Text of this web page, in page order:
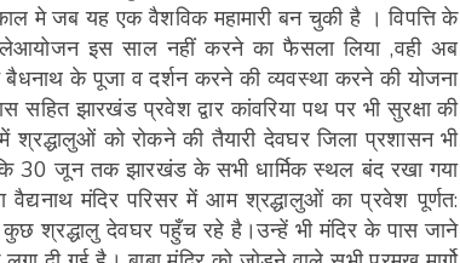
मे जब यह एक वैशविक महामारी बन चुकी है । विपत्ति के
इस साल नहीं करने का फैसला लिया ,वही अब
बैधनाथ के पूजा व दर्शन करने की व्यवस्था करने की योजना
झारखंड प्रवेश द्वार कांवरिया पथ पर भी सुरक्षा की
को रोकने की तैयारी देवघर जिला प्रशासन भी
30 जून तक झारखंड के सभी धार्मिक स्थल बंद रखा गया
मंदिर परिसर में आम श्रद्धालुओं का प्रवेश पूर्णत:
श्रद्धालु देवघर पहुँच रहे है।उन्हें भी मंदिर के पास जाने